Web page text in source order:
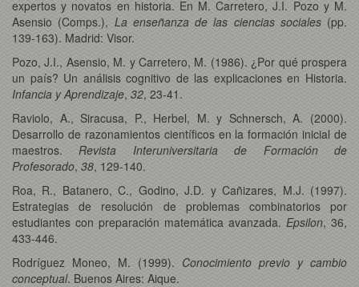
expertos y novatos en historia. En M. Carretero, J.I. Pozo y M.
Asensio (Comps.), La enseñanza de las ciencias sociales(pp.
139-163). Madrid: Visor.
Pozo, J.I., Asensio, M. y Carretero, M. (1986). ¿Por qué prospera
un país? Un análisis cognitivo de las explicaciones en Historia.
Infancia y Aprendizaje, 32, 23-41.
Raviolo, A., Siracusa, P., Herbel, M. y Schnersch, A. (2000).
Desarrollo de razonamientos científicos en la formación inicial de
maestros. Revista Interuniversitaria de Formación de
Profesorado, 38, 129-140.
Roa, R., Batanero, C., Godino, J.D. y Cañizares, M.J. (1997).
Estrategias de resolución de problemas combinatorios por
estudiantes con preparación matemática avanzada. Epsilon, 36,
433-446.
Rodríguez Moneo, M. (1999). Conocimiento previo y cambio
conceptual. Buenos Aires: Aique.